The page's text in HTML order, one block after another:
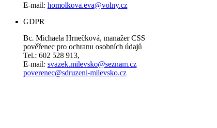
E-mail: homolkova.eva@volny.cz
GDPR
Bc. Michaela Hrnečková, manažer CSS
pověřenec pro ochranu osobních údajů
Tel.: 602 528 913,
E-mail: svazek.milevsko@seznam.cz
poverenec@sdruzeni-milevsko.cz